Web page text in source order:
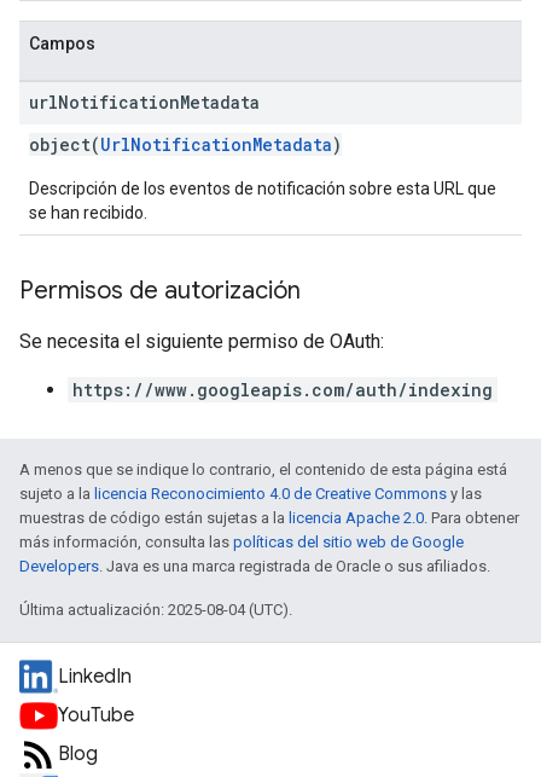
Campos
urlNotificationMetadata
object(UrlNotificationMetadata)
Descripción de los eventos de notificación sobre esta URL que
se han recibido.
Permisos de autorización
Se necesita el siguiente permiso de OAuth:
https://www.googleapis.com/auth/indexing
A menos que se indique lo contrario, el contenido de esta página está
sujeto a la licencia Reconocimiento 4.0 de Creative Commons y las
muestras de código están sujetas a la licencia Apache 2.0. Para obtener
más información, consulta las políticas del sitio web de Google
Developers. Java es una marca registrada de Oracle o sus afiliados.
Última actualización: 2025-08-04 (UTC).
LinkedIn
YouTube
Blog